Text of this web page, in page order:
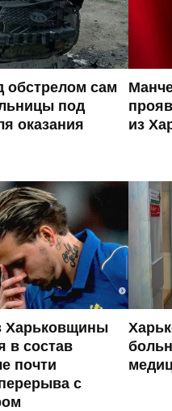
обстрелом сам
под
оказания
из
Харьковщины
в состав
почти
с